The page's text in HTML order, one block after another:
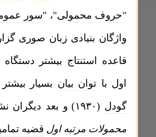
"حروف محمولی"، "سور
واژگان بنیادی زبان صوری
قاعده استنتاج بیشتر
اول با توان بیان بسیار
گودل (۱۹۳۰) و بعد دیگران نشان دادند در هر
محمولات مرتبه اول قضیه